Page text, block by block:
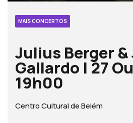
MAIS CONCERTOS
Julius Berger &
Gallardo | 27
19h00
Centro Cultural de Belém